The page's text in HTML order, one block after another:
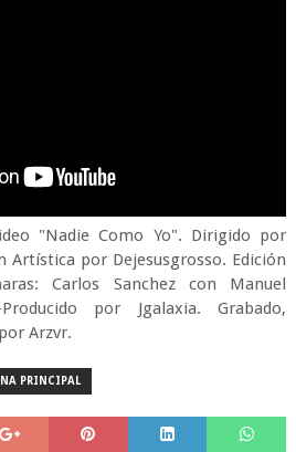
"Nadie Como Yo". Dirigido por
Artística por Dejesusgrosso. Edición
Carlos Sanchez con Manuel
por Jgalaxia. Grabado,
Arzvr.
PRINCIPAL